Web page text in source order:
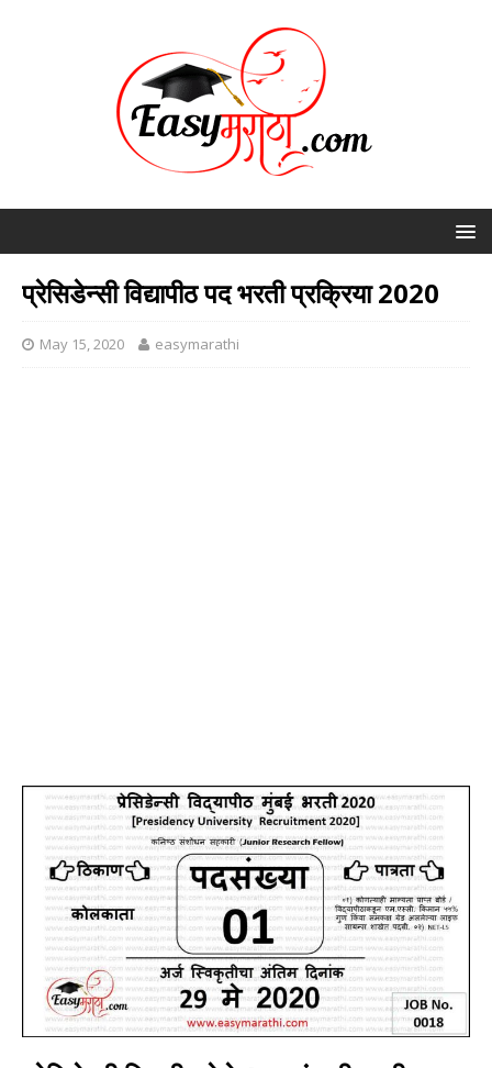
प्रेसिडेन्सी विद्यापीठ पद भरती प्रक्रिया 2020
May 15, 2020 easymarathi